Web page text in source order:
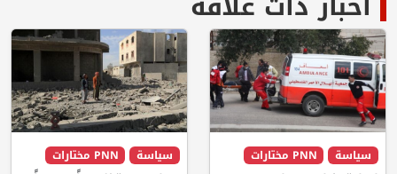
سياسة PNN مختارات سياسة PNN مختارات